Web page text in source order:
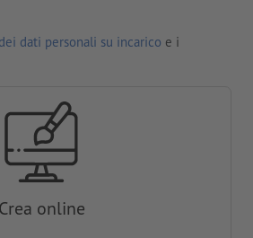
dati personali su incarico e i
Crea online